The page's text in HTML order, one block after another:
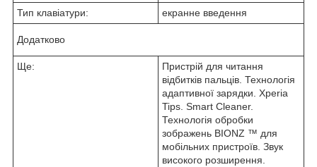
Тип клавіатури:
екранне введення
Додатково
Ще:
Пристрій для читання
відбитків пальців. Технологія
адаптивної зарядки. Xperia
Tips. Smart Cleaner.
Технологія обробки
зображень BIONZ ™ для
мобільних пристроїв. Звук
високого розширення.